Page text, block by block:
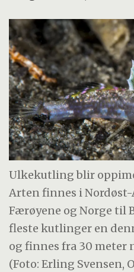
Ulkekutling blir
Arten finnes i
Færøyene og Norge til
fleste kutlinger en
og finnes fra 30 meter
(Foto: Erling Svensen,